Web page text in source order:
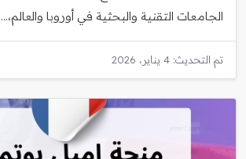
الجامعات التقنية والبحثية في أوروبا والعالم،...
تم التحديث: 4 يناير، 2026